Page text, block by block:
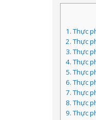
1. Thực
2. Thực
3. Thực
4. Thực
5. Thực
6. Thực
7. Thực
8. Thực
9. Thực